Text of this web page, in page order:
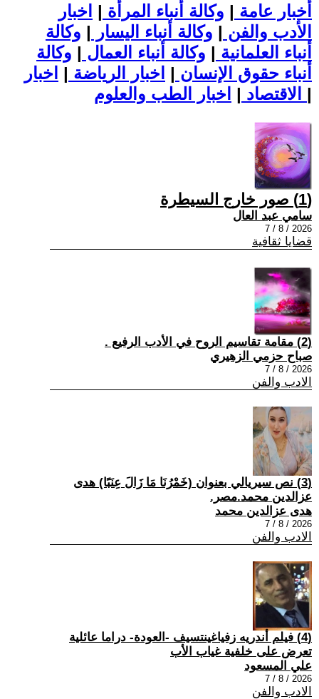
أخبار عامة | وكالة أنباء المرأة | اخبار
الأدب والفن | وكالة أنباء اليسار | وكالة
أنباء العلمانية | وكالة أنباء العمال | وكالة
أنباء حقوق الإنسان | اخبار الرياضة | اخبار
الاقتصاد | |
(1) صور خارج السيطرة
سامي عبد العال
2026 / 8 / 7
قضايا ثقافية
(2) مقامة تقاسيم الروح في الأدب الرفيع .
صباح حزمي الزهيري
2026 / 8 / 7
الادب والفن
(3) نص سيريالي بعنوان (خَمْرُنَا مَا زَالَ عِنَبًا) هدى
عزالدين محمد.مصر.
هدى عزالدين محمد
2026 / 8 / 7
الادب والفن
(4) فيلم أندريه زفياغينتسيف -العودة- دراما عائلية
تعرض على خلفية غياب الأب
علي المسعود
2026 / 8 / 7
الادب والفن